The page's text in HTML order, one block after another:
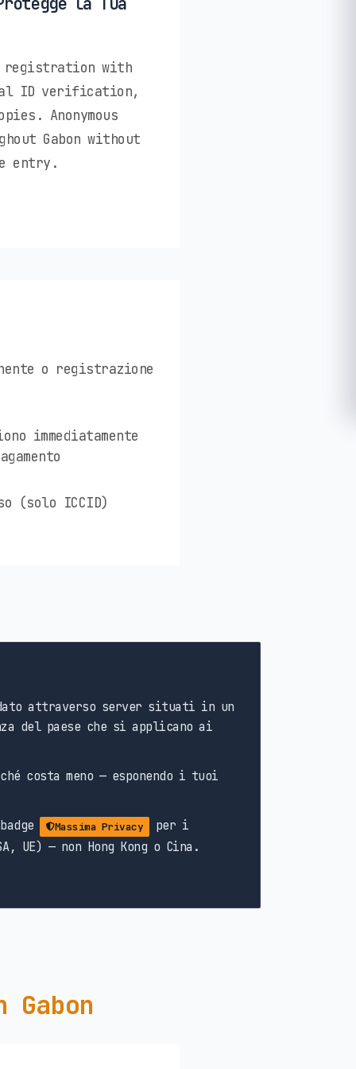
registration with
ID verification,
Anonymous
Gabon without
entry.
o registrazione
immediatamente
(solo ICCID)
attraverso server situati in un
del paese che si applicano ai
costa meno — esponendo i tuoi
Massima Privacy
per i
— non Hong Kong o Cina.